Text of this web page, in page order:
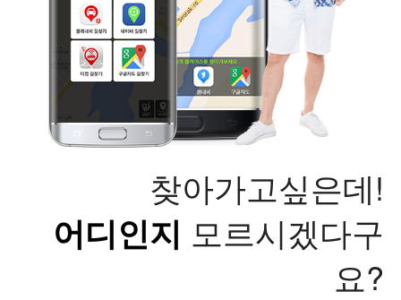
찾아가고싶은데!
어디인지 모르시겠다구
요?